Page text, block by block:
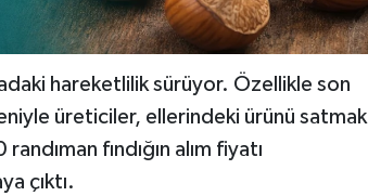
hareketlilik sürüyor. Özellikle son
üreticiler, ellerindeki ürünü satmak
fındığın alım fiyatı
çıktı.